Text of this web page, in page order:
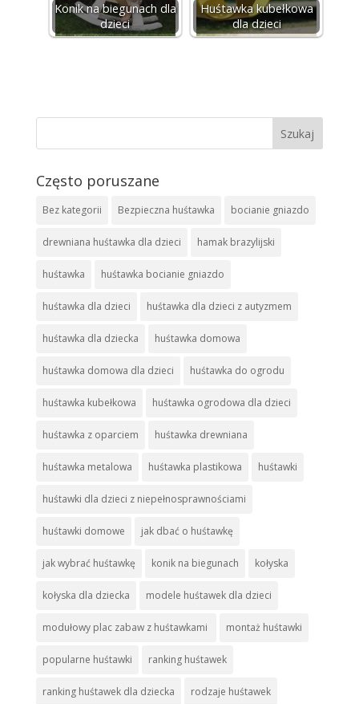
Konik na biegunach dla
dzieci
Huśtawka kubełkowa
dla dzieci
Często poruszane
Bez kategorii Bezpieczna huśtawka bocianie gniazdo
drewniana huśtawka dla dzieci hamak brazylijski
huśtawka huśtawka bocianie gniazdo
huśtawka dla dzieci huśtawka dla dzieci z autyzmem
huśtawka dla dziecka huśtawka domowa
huśtawka domowa dla dzieci huśtawka do ogrodu
huśtawka kubełkowa huśtawka ogrodowa dla dzieci
huśtawka z oparciem huśtawka drewniana
huśtawka metalowa huśtawka plastikowa huśtawki
huśtawki dla dzieci z niepełnosprawnościami
huśtawki domowe jak dbać o huśtawkę
jak wybrać huśtawkę konik na biegunach kołyska
kołyska dla dziecka modele huśtawek dla dzieci
modułowy plac zabaw z huśtawkami montaż huśtawki
popularne huśtawki ranking huśtawek
ranking huśtawek dla dziecka rodzaje huśtawek